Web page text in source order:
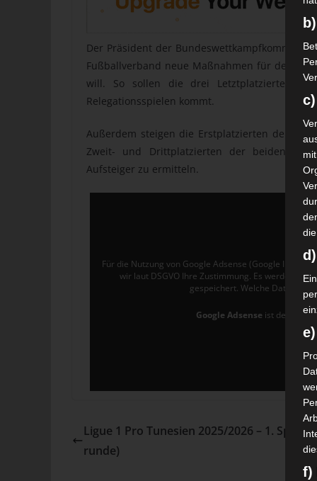
Der Präsident der
Fußballverband neue Maßnahmen für den
will. So sollen die drei Letztplatzierten
Relegationsspielen kommt.
Außerdem steigen die Erstplatzierten der
Zweit- und Drittplatzierten der beiden
Aufsteiger zu ermitteln.
Für die Nutzung von Google Adsense (Google Ireland
wir laut DSGVO Ihre Zustimmung. Es werden
gespeichert. Welche Daten
Google Adsense ist
Ligue 1 Pro Tunesien 2025/2026 – 1.
runde)
f)